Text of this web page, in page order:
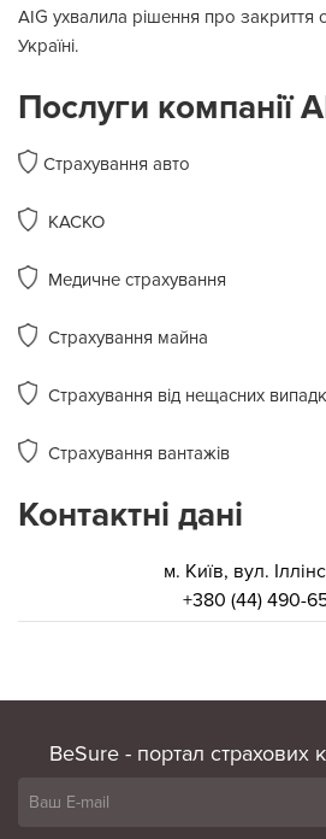
AIG ухвалила рішення про закриття
Україні.
Послуги компанії
Страхування авто
КАСКО
Медичне страхування
Страхування майна
Страхування від нещасних
Страхування вантажів
Контактні дані
м. Київ, вул.
+380 (44) 490-
BeSure - портал страхових